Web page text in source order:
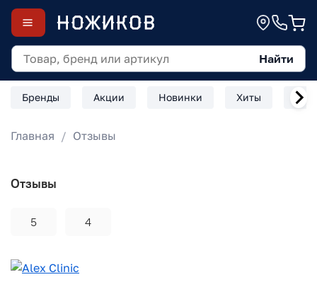
Найти
Бренды Акции Новинки Хиты
Главная Отзывы
Отзывы
5 4